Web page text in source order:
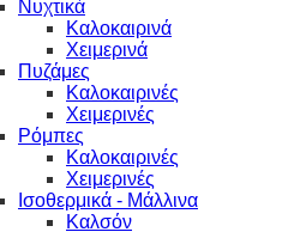
Νυχτικά
Καλοκαιρινά
Χειμερινά
Πυζάμες
Καλοκαιρινές
Χειμερινές
Ρόμπες
Καλοκαιρινές
Χειμερινές
Ισοθερμικά - Μάλλινα
Καλσόν